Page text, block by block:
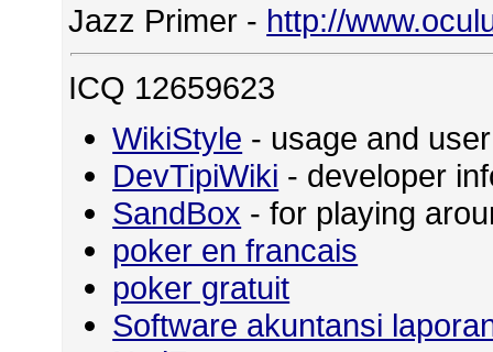
Jazz Primer - http://
ICQ 12659623
WikiStyle - usage and
DevTipiWiki - developer
SandBox - for playing
poker en francais
poker gratuit
Software akuntansi